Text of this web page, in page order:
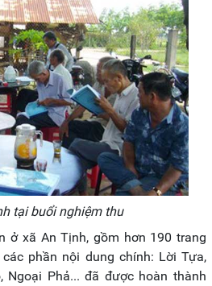
tại buổi nghiệm thu
ở xã An Tịnh, gồm hơn 190 trang
phần nội dung chính: Lời Tựa,
Ngoại Phả... đã được hoàn thành